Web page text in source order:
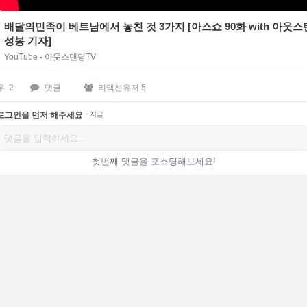
배달의민족이 베트남에서 놓친 것 3가지 [아스쇼 90화 with 아웃스
성봉 기자]
YouTube - 아웃스탠딩TV
2 댓글 리액션유저 5
그인을 먼저 해주세요. · 지금
첫번째 댓글을 포스팅해보세요!